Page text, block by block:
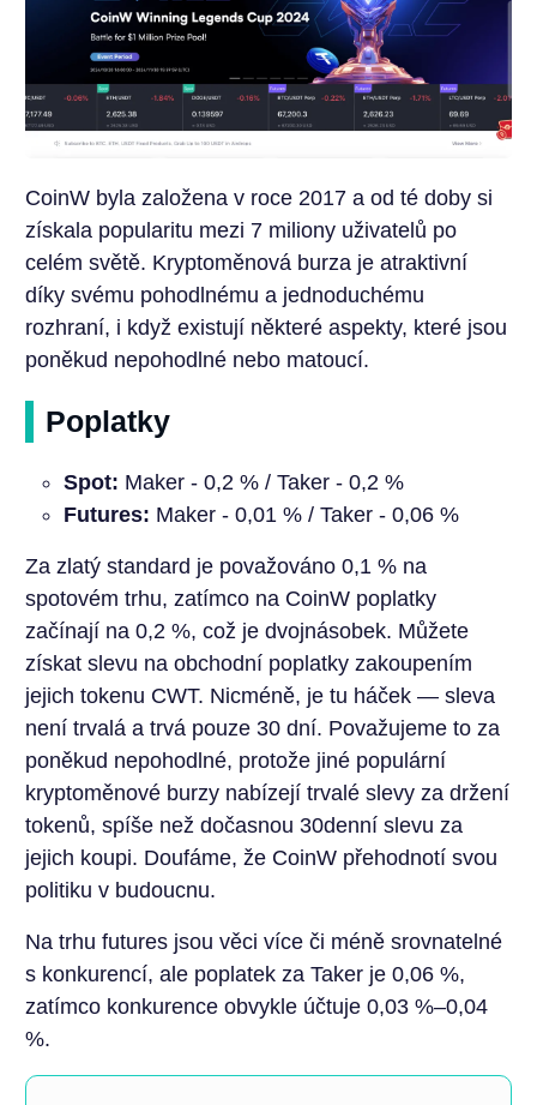
CoinW byla založena v roce 2017 a od té doby si
získala popularitu mezi 7 miliony uživatelů po
celém světě. Kryptoměnová burza je atraktivní
díky svému pohodlnému a jednoduchému
rozhraní, i když existují některé aspekty, které jsou
poněkud nepohodlné nebo matoucí.
Poplatky
Spot: Maker - 0,2 % / Taker - 0,2 %
Futures: Maker - 0,01 % / Taker - 0,06 %
Za zlatý standard je považováno 0,1 % na
spotovém trhu, zatímco na CoinW poplatky
začínají na 0,2 %, což je dvojnásobek. Můžete
získat slevu na obchodní poplatky zakoupením
jejich tokenu CWT. Nicméně, je tu háček — sleva
není trvalá a trvá pouze 30 dní. Považujeme to za
poněkud nepohodlné, protože jiné populární
kryptoměnové burzy nabízejí trvalé slevy za držení
tokenů, spíše než dočasnou 30denní slevu za
jejich koupi. Doufáme, že CoinW přehodnotí svou
politiku v budoucnu.
Na trhu futures jsou věci více či méně srovnatelné
s konkurencí, ale poplatek za Taker je 0,06 %,
zatímco konkurence obvykle účtuje 0,03 %–0,04
%.